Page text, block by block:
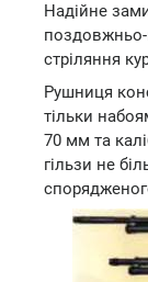
Надійне
стріляння
Рушниця
тільки
70 мм та
гільзи не